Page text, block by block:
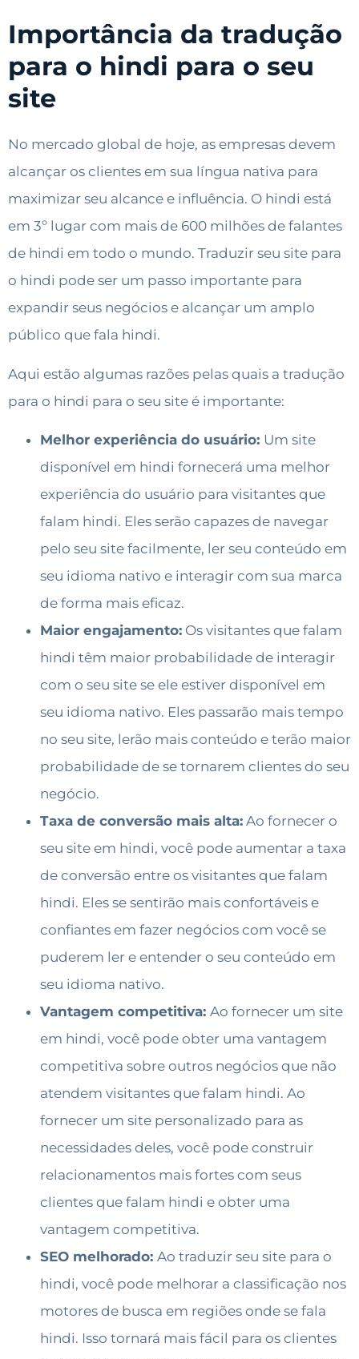
Importância da tradução
para o hindi para o seu
site
No mercado global de hoje, as empresas devem
alcançar os clientes em sua língua nativa para
maximizar seu alcance e influência. O hindi está
em 3º lugar com mais de 600 milhões de falantes
de hindi em todo o mundo. Traduzir seu site para
o hindi pode ser um passo importante para
expandir seus negócios e alcançar um amplo
público que fala hindi.
Aqui estão algumas razões pelas quais a tradução
para o hindi para o seu site é importante:
Melhor experiência do usuário: Um site
disponível em hindi fornecerá uma melhor
experiência do usuário para visitantes que
falam hindi. Eles serão capazes de navegar
pelo seu site facilmente, ler seu conteúdo em
seu idioma nativo e interagir com sua marca
de forma mais eficaz.
Maior engajamento: Os visitantes que falam
hindi têm maior probabilidade de interagir
com o seu site se ele estiver disponível em
seu idioma nativo. Eles passarão mais tempo
no seu site, lerão mais conteúdo e terão maior
probabilidade de se tornarem clientes do seu
negócio.
Taxa de conversão mais alta: Ao fornecer o
seu site em hindi, você pode aumentar a taxa
de conversão entre os visitantes que falam
hindi. Eles se sentirão mais confortáveis e
confiantes em fazer negócios com você se
puderem ler e entender o seu conteúdo em
seu idioma nativo.
Vantagem competitiva: Ao fornecer um site
em hindi, você pode obter uma vantagem
competitiva sobre outros negócios que não
atendem visitantes que falam hindi. Ao
fornecer um site personalizado para as
necessidades deles, você pode construir
relacionamentos mais fortes com seus
clientes que falam hindi e obter uma
vantagem competitiva.
SEO melhorado: Ao traduzir seu site para o
hindi, você pode melhorar a classificação nos
motores de busca em regiões onde se fala
hindi. Isso tornará mais fácil para os clientes